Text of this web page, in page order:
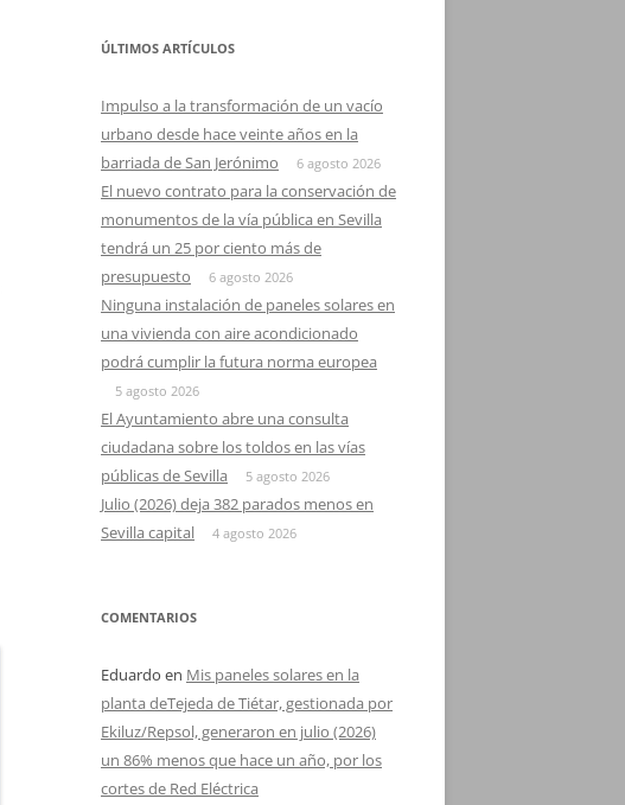
ÚLTIMOS ARTÍCULOS
Impulso a la transformación de un vacío
urbano desde hace veinte años en la
barriada de San Jerónimo
6 agosto 2026
El nuevo contrato para la conservación de
monumentos de la vía pública en Sevilla
tendrá un 25 por ciento más de
presupuesto
6 agosto 2026
Ninguna instalación de paneles solares en
una vivienda con aire acondicionado
podrá cumplir la futura norma europea
5 agosto 2026
El Ayuntamiento abre una consulta
ciudadana sobre los toldos en las vías
públicas de Sevilla
5 agosto 2026
Julio (2026) deja 382 parados menos en
Sevilla capital
4 agosto 2026
COMENTARIOS
Eduardo en Mis paneles solares en la
planta deTejeda de Tiétar, gestionada por
Ekiluz/Repsol, generaron en julio (2026)
un 86% menos que hace un año, por los
cortes de Red Eléctrica